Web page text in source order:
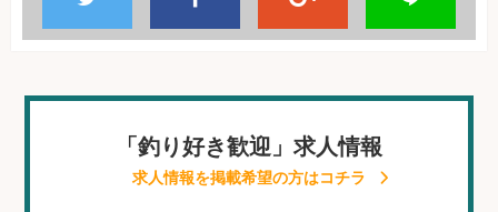
「釣り好き歓迎」求人情報
求人情報を掲載希望の方はコチラ